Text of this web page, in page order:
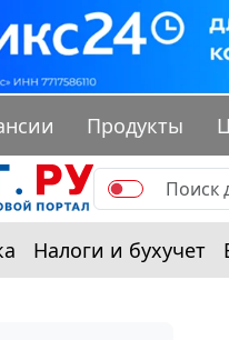
Продукты
Налоги и бухучет